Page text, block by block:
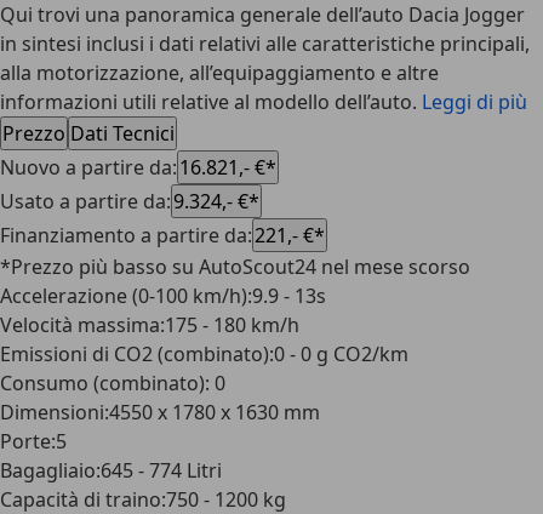
Qui trovi una panoramica generale dell’auto Dacia Jogger
in sintesi inclusi i dati relativi alle caratteristiche principali,
alla motorizzazione, all’equipaggiamento e altre
informazioni utili relative al modello dell’auto. Leggi di più
Prezzo Dati Tecnici
Nuovo a partire da:16.821,- €*
Usato a partire da:9.324,- €*
Finanziamento a partire da:221,- €*
*Prezzo più basso su AutoScout24 nel mese scorso
Accelerazione (0-100 km/h):9.9 - 13s
Velocità massima:175 - 180 km/h
Emissioni di CO2 (combinato):0 - 0 g CO2/km
Consumo (combinato): 0
Dimensioni:4550 x 1780 x 1630 mm
Porte:5
Bagagliaio:645 - 774 Litri
Capacità di traino:750 - 1200 kg